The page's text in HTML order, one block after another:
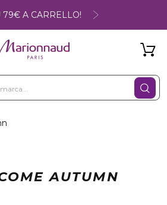
79€ A CARRELLO!
AUTUMN